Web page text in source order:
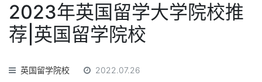
2023年英国留学大学院校推
荐|英国留学院校
英国留学院校 2022.07.26